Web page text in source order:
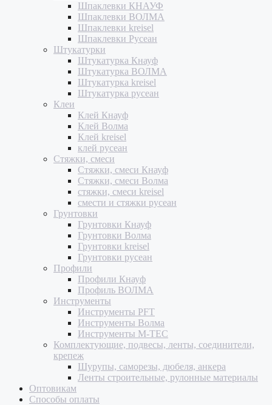
Шпаклевки КНАУФ
Шпаклевки ВОЛМА
Шпаклевки kreisel
Шпаклевки Русеан
Штукатурки
Штукатурка Кнауф
Штукатурка ВОЛМА
Штукатурка kreisel
Штукатурка русеан
Клеи
Клей Кнауф
Клей Волма
Клей kreisel
клей русеан
Стяжки, смеси
Стяжки, смеси Кнауф
Стяжки, смеси Волма
стяжки, смеси kreisel
смести и стяжки русеан
Грунтовки
Грунтовки Кнауф
Грунтовки Волма
Грунтовки kreisel
Грунтовки русеан
Профили
Профили Кнауф
Профиль ВОЛМА
Инструменты
Инструменты PFT
Инструменты Волма
Инструменты M-TEC
Комплектующие, подвесы, ленты, соединители,
крепеж
Шурупы, саморезы, дюбеля, анкера
Ленты строительные, рулонные материалы
Оптовикам
Способы оплаты